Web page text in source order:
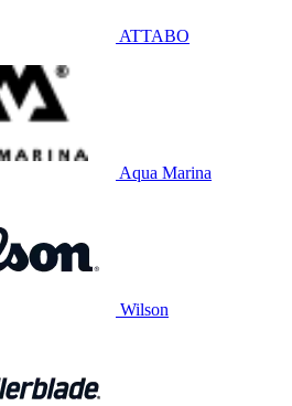
ATTABO
Aqua Marina
Wilson